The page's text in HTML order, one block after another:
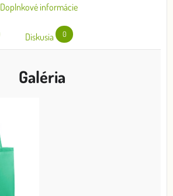
Doplnkové informácie
Diskusia 0
Galéria